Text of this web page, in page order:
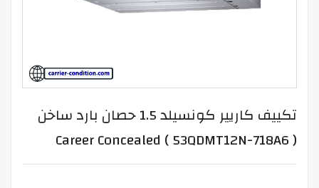
تكييف كاريير كونسيلد 1.5 حصان بارد ساخن
Career Concealed ( 53QDMT12N-718A6 )